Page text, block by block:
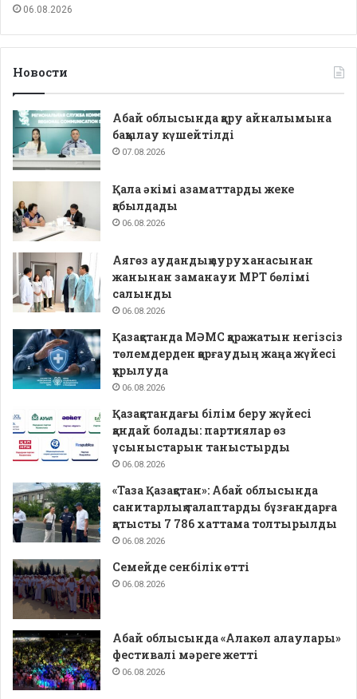
06.08.2026
Новости
Абай облысында қару айналымына
бақылау күшейтілді
07.08.2026
Қала әкімі азаматтарды жеке
қабылдады
06.08.2026
Аягөз аудандық ауруханасынан
жанынан заманауи МРТ бөлімі
салынды
06.08.2026
Қазақстанда МӘМС қаражатын негізсіз
төлемдерден қорғаудың жаңа жүйесі
құрылуда
06.08.2026
Қазақстандағы білім беру жүйесі
қандай болады: партиялар өз
ұсыныстарын таныстырды
06.08.2026
«Таза Қазақстан»: Абай облысында
санитарлық талаптарды бұзғандарға
қатысты 7 786 хаттама толтырылды
06.08.2026
Семейде сенбілік өтті
06.08.2026
Абай облысында «Алакөл алаулары»
фестивалі мәреге жетті
06.08.2026